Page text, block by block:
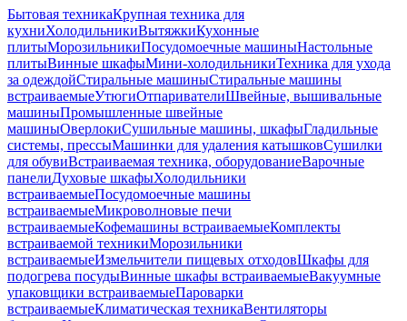
Бытовая техникаКрупная техника для
кухниХолодильникиВытяжкиКухонные
плитыМорозильникиПосудомоечные машиныНастольные
плитыВинные шкафыМини-холодильникиТехника для ухода
за одеждойСтиральные машиныСтиральные машины
встраиваемыеУтюгиОтпаривателиШвейные, вышивальные
машиныПромышленные швейные
машиныОверлокиСушильные машины, шкафыГладильные
системы, прессыМашинки для удаления катышковСушилки
для обувиВстраиваемая техника, оборудованиеВарочные
панелиДуховые шкафыХолодильники
встраиваемыеПосудомоечные машины
встраиваемыеМикроволновые печи
встраиваемыеКофемашины встраиваемыеКомплекты
встраиваемой техникиМорозильники
встраиваемыеИзмельчители пищевых отходовШкафы для
подогрева посудыВинные шкафы встраиваемыеВакуумные
упаковщики встраиваемыеПароварки
встраиваемыеКлиматическая техникаВентиляторы